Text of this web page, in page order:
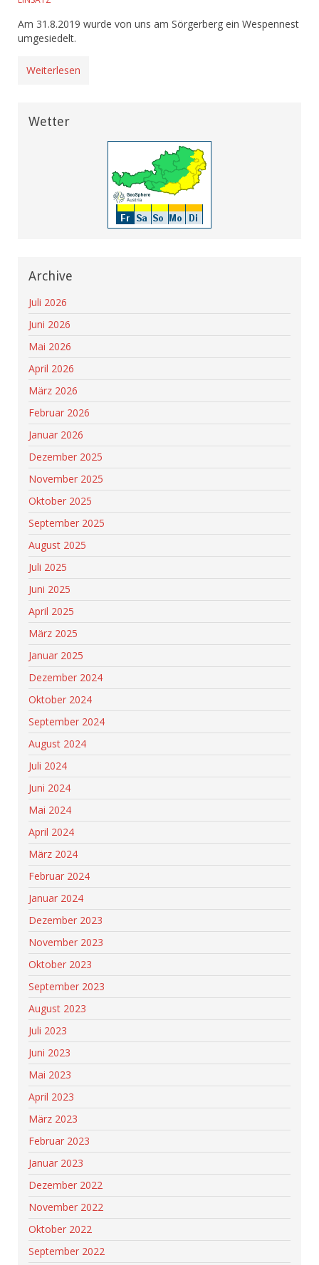
Am 31.8.2019 wurde von uns am Sörgerberg ein Wespennest
umgesiedelt.
Weiterlesen
Wetter
Archive
Juli 2026
Juni 2026
Mai 2026
April 2026
März 2026
Februar 2026
Januar 2026
Dezember 2025
November 2025
Oktober 2025
September 2025
August 2025
Juli 2025
Juni 2025
April 2025
März 2025
Januar 2025
Dezember 2024
Oktober 2024
September 2024
August 2024
Juli 2024
Juni 2024
Mai 2024
April 2024
März 2024
Februar 2024
Januar 2024
Dezember 2023
November 2023
Oktober 2023
September 2023
August 2023
Juli 2023
Juni 2023
Mai 2023
April 2023
März 2023
Februar 2023
Januar 2023
Dezember 2022
November 2022
Oktober 2022
September 2022